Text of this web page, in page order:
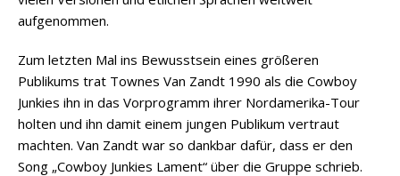
aufgenommen.
Zum letzten Mal ins Bewusstsein eines größeren
Publikums trat Townes Van Zandt 1990 als die Cowboy
Junkies ihn in das Vorprogramm ihrer Nordamerika-Tour
holten und ihn damit einem jungen Publikum vertraut
machten. Van Zandt war so dankbar dafür, dass er den
Song „Cowboy Junkies Lament“ über die Gruppe schrieb.